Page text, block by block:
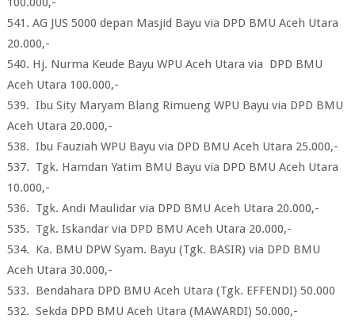
541. AG JUS 5000 depan Masjid Bayu via DPD BMU Aceh Utara
20.000,-
540. Hj. Nurma Keude Bayu WPU Aceh Utara via DPD BMU
Aceh Utara 100.000,-
539. Ibu Sity Maryam Blang Rimueng WPU Bayu via DPD BMU
Aceh Utara 20.000,-
538. Ibu Fauziah WPU Bayu via DPD BMU Aceh Utara 25.000,-
537. Tgk. Hamdan Yatim BMU Bayu via DPD BMU Aceh Utara
10.000,-
536. Tgk. Andi Maulidar via DPD BMU Aceh Utara 20.000,-
535. Tgk. Iskandar via DPD BMU Aceh Utara 20.000,-
534. Ka. BMU DPW Syam. Bayu (Tgk. BASIR) via DPD BMU
Aceh Utara 30.000,-
533. Bendahara DPD BMU Aceh Utara (Tgk. EFFENDI) 50.000
532. Sekda DPD BMU Aceh Utara (MAWARDI) 50.000,-